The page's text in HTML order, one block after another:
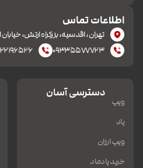
اطلاعات تماس
تهران، اقدسیه، بزرکراه ارتش، خیابان
۰۹۳۳۵۵۷۷۷۲۳
۰۲۱-
دسترسی آسان
ویپ
پاد
ویپ ارزان
خرید پادماد